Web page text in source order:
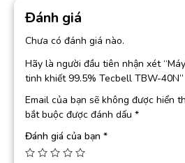
Đánh giá
Chưa có đánh giá nào.
Hãy là người đầu tiên nhận xét
tinh khiết 99.5% Tecbell TBW-40N”
Email của bạn sẽ không được hiển
bắt buộc được đánh dấu *
Đánh giá của bạn *